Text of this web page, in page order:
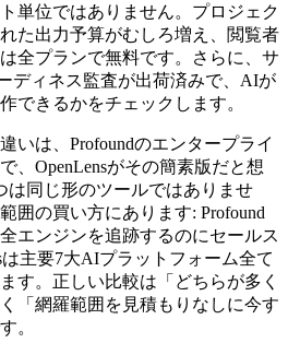
単位ではありません。プロジェク
た出力予算がむしろ増え、閲覧者
全プランで無料です。さらに、サ
ディネス監査が出荷済みで、AIが
できるかをチェックします。
いは、Profoundのエンタープライ
、OpenLensがその簡素版だと想
は同じ形のツールではありませ
囲の買い方にあります: Profound
エンジンを追跡するのにセールス
主要7大AIプラットフォーム全て
す。正しい比較は「どちらが多く
「網羅範囲を見積もりなしに今す
。